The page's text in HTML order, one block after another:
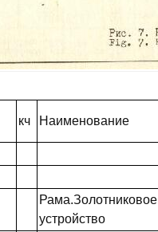
кч Наименование
Рама.Золотниковое
устройство